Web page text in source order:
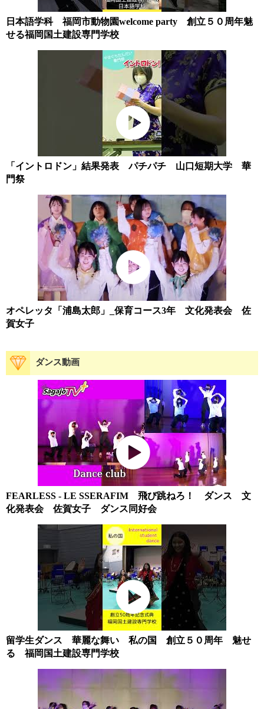
日本語学科 福岡市動物園welcome party 創立５０周年魅
せる福岡国土建設専門学校
「イントロドン」結果発表 パチパチ 山口短期大学 華
門祭
オペレッタ「浦島太郎」_保育コース3年 文化発表会 佐
賀女子
ダンス動画
FEARLESS - LE SSERAFIM 飛び跳ねろ！ ダンス 文
化発表会 佐賀女子 ダンス同好会
留学生ダンス 華麗な舞い 私の国 創立５０周年 魅せ
る 福岡国土建設専門学校